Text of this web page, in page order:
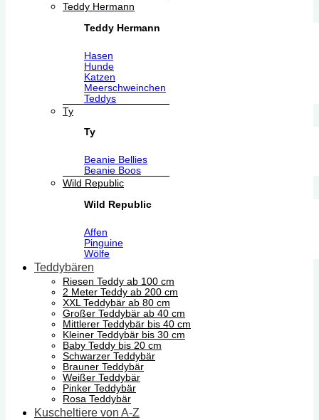
Teddy Hermann
Teddy Hermann
Hasen
Hunde
Katzen
Meerschweinchen
Teddys
Ty
Ty
Beanie Bellies
Beanie Boos
Wild Republic
Wild Republic
Affen
Pinguine
Wölfe
Teddybären
Riesen Teddy ab 100 cm
2 Meter Teddy ab 200 cm
XXL Teddybär ab 80 cm
Großer Teddybär ab 40 cm
Mittlerer Teddybär bis 40 cm
Kleiner Teddybär bis 30 cm
Baby Teddy bis 20 cm
Schwarzer Teddybär
Brauner Teddybär
Weißer Teddybär
Pinker Teddybär
Rosa Teddybär
Kuscheltiere von A-Z